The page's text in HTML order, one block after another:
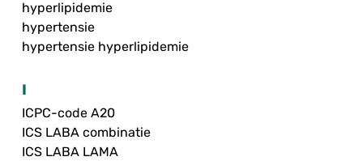
hyperlipidemie
hypertensie
hypertensie hyperlipidemie
I
ICPC-code A20
ICS LABA combinatie
ICS LABA LAMA